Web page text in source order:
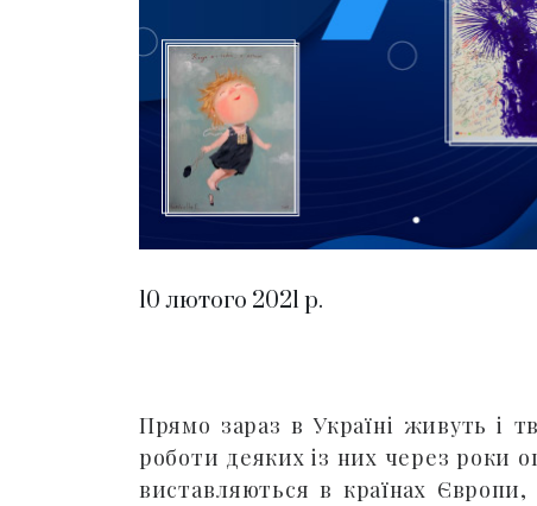
10 лютого 2021 р.
Прямо зараз в Україні живуть і
роботи деяких із них через роки
виставляються в країнах